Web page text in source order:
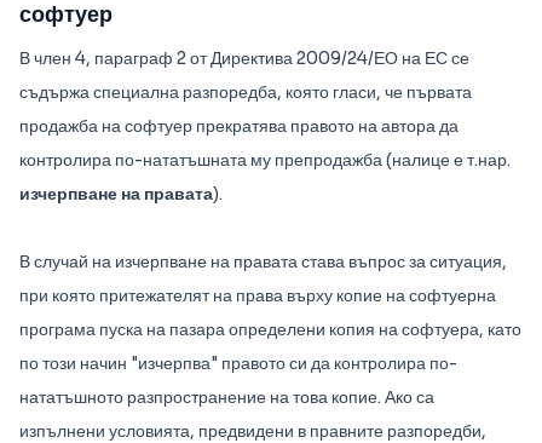
софтуер
В член 4, параграф 2 от Директива 2009/24/ЕО на ЕС се
съдържа специална разпоредба, която гласи, че първата
продажба на софтуер прекратява правото на автора да
контролира по-нататъшната му препродажба (налице е т.нар.
изчерпване на правата).
В случай на изчерпване на правата става въпрос за ситуация,
при която притежателят на права върху копие на софтуерна
програма пуска на пазара определени копия на софтуера, като
по този начин "изчерпва" правото си да контролира по-
нататъшното разпространение на това копие. Ако са
изпълнени условията, предвидени в правните разпоредби,